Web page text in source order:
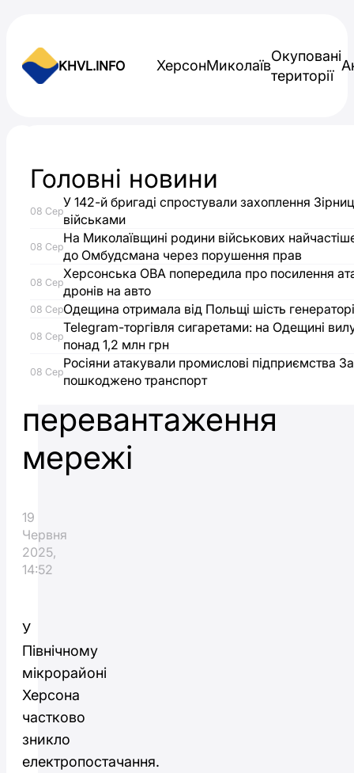
KHVL.INFO ХерсонМиколаїв
Окуповані
території
Частина
Херсона
залишилася
без
електрики
через
перевантаження
мережі
19
Червня
2025,
14:52
У
Північному
мікрорайоні
Херсона
частково
зникло
електропостачання.
Головні новини
08 Сер
У 142-й бригаді спростували захоплення
військами
08 Сер
На Миколаївщині родини військових
до Омбудсмана через порушення прав
08 Сер
Херсонська ОВА попередила про посилення
дронів на авто
08 СерОдещина отримала від Польщі шість
08 Сер
Telegram-торгівля сигаретами: на Одещині
понад 1,2 млн грн
08 Сер
Росіяни атакували промислові підприємства
пошкоджено транспорт